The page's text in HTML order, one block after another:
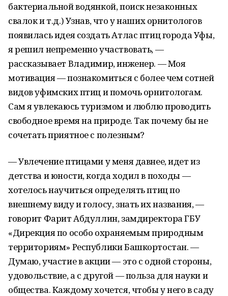
бактериальной водянкой, поиск незаконных
свалок и т.д.) Узнав, что у наших орнитологов
появилась идея создать Атлас птиц города Уфы,
я решил непременно участвовать, —
рассказывает Владимир, инженер. — Моя
мотивация — познакомиться с более чем сотней
видов уфимских птиц и помочь орнитологам.
Сам я увлекаюсь туризмом и люблю проводить
свободное время на природе. Так почему бы не
сочетать приятное с полезным?
— Увлечение птицами у меня давнее, идет из
детства и юности, когда ходил в походы —
хотелось научиться определять птиц по
внешнему виду и голосу, знать их названия, —
говорит Фарит Абдуллин, замдиректора ГБУ
«Дирекция по особо охраняемым природным
территориям» Республики Башкортостан. —
Думаю, участие в акции — это с одной стороны,
удовольствие, а с другой — польза для науки и
общества. Каждому хочется, чтобы у него в саду